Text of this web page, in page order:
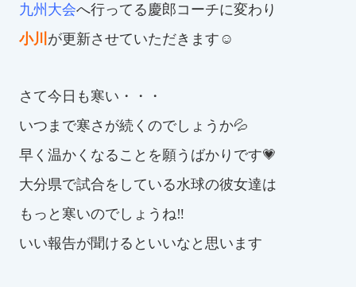
カレンダー
お問い合わせ
Tel.098-863-7264
平日 9:00～22:00｜土祝 9:00～21:00
九州大会へ行ってる慶郎コーチに変わり
小川 が更新させていただきます☺
さて今日も寒い・・・
いつまで寒さが続くのでしょうか💦
早く温かくなることを願うばかりです💗
大分県で試合をしている水球の彼女達は
もっと寒いのでしょうね‼
いい報告が聞けるといいなと思います